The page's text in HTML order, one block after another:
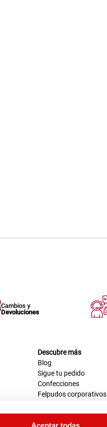
Aceptar todas
Cambios y
Devoluciones
Descubre más
Blog
Sigue tu pedido
Confecciones
Felpudos corporativos